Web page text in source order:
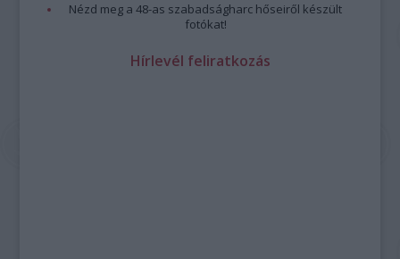
Nézd meg a 48-as szabadságharc hőseiről készült
fotókat!
Hírlevél feliratkozás